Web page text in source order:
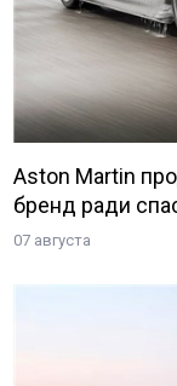
Aston Martin
бренд ради
07 августа